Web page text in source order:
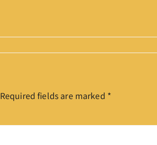
Required fields are marked *